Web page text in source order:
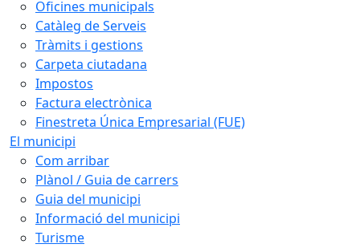
Oficines municipals
Catàleg de Serveis
Tràmits i gestions
Carpeta ciutadana
Impostos
Factura electrònica
Finestreta Única Empresarial (FUE)
El municipi
Com arribar
Plànol / Guia de carrers
Guia del municipi
Informació del municipi
Turisme